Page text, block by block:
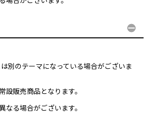
別のテーマになっている場合がございま
設販売商品となります。
なる場合がございます。